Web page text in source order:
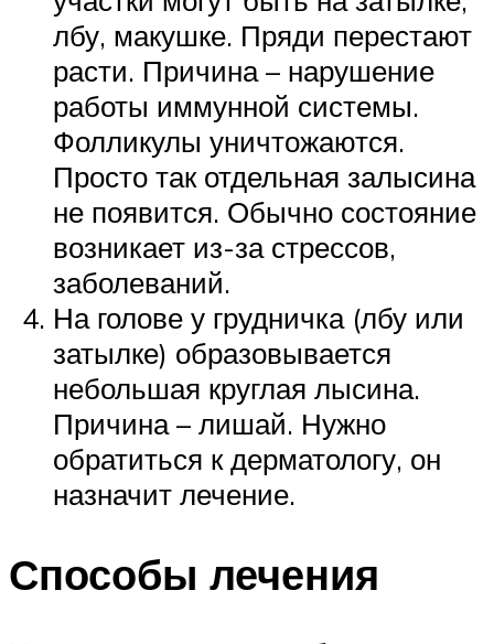
лбу, макушке. Пряди перестают
расти. Причина – нарушение
работы иммунной системы.
Фолликулы уничтожаются.
Просто так отдельная залысина
не появится. Обычно состояние
возникает из-за стрессов,
заболеваний.
На голове у грудничка (лбу или
затылке) образовывается
небольшая круглая лысина.
Причина – лишай. Нужно
обратиться к дерматологу, он
назначит лечение.
Способы лечения